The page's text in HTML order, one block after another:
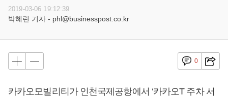
2019-03-06 19:12:39
박혜린 기자 - phl@businesspost.co.kr
0
카카오모빌리티가 인천국제공항에서 ‘카카오T 주차 서